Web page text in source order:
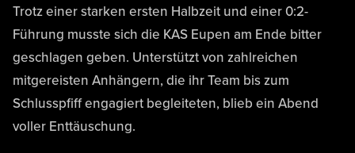
Trotz einer starken ersten Halbzeit und einer 0:2-
Führung musste sich die KAS Eupen am Ende bitter
geschlagen geben. Unterstützt von zahlreichen
mitgereisten Anhängern, die ihr Team bis zum
Schlusspfiff engagiert begleiteten, blieb ein Abend
voller Enttäuschung.